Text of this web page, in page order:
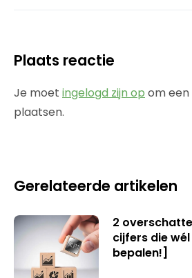
Plaats reactie
Je moet ingelogd zijn op om
plaatsen.
Gerelateerde artikelen
2 overschatte
cijfers die
bepalen!]